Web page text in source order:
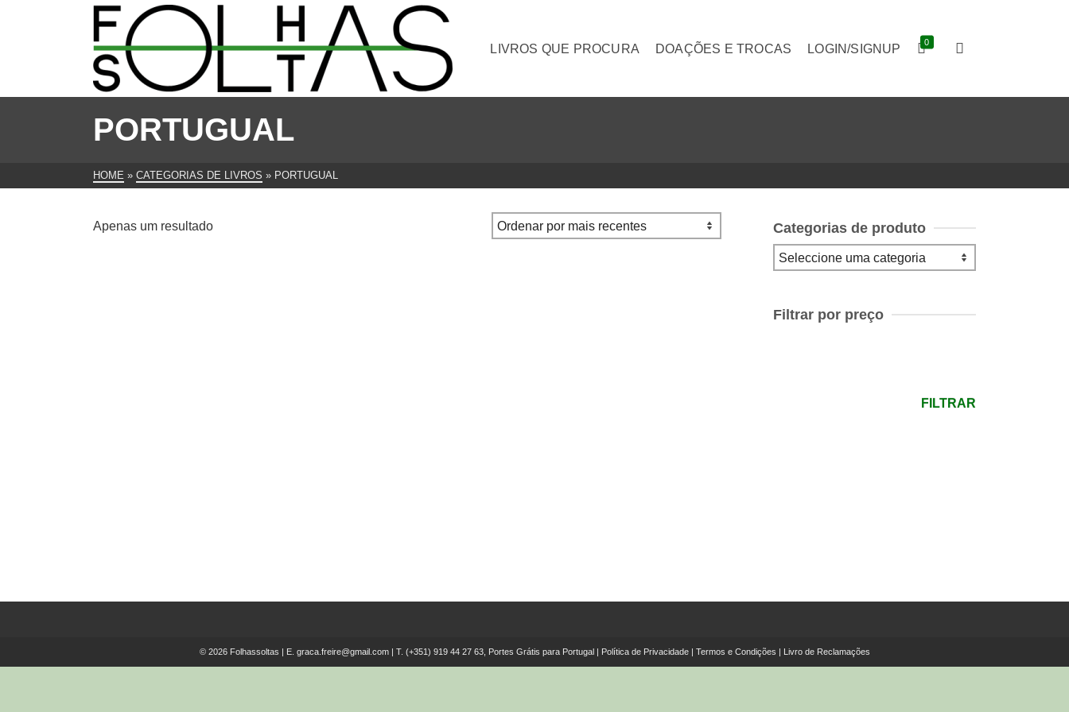
LIVROS QUE PROCURA DOAÇÕES E TROCAS LOGIN/SIGNUP 0
PORTUGUAL
HOME » CATEGORIAS DE LIVROS » PORTUGUAL
Apenas um resultado Categorias de produto
Filtrar por preço
FILTRAR
© 2026 Folhassoltas | E. graca.freire@gmail.com| T. (+351) 919 44 27 63, Portes Grátis para Portugal | Política de Privacidade| Termos e Condições | Livro de Reclamações